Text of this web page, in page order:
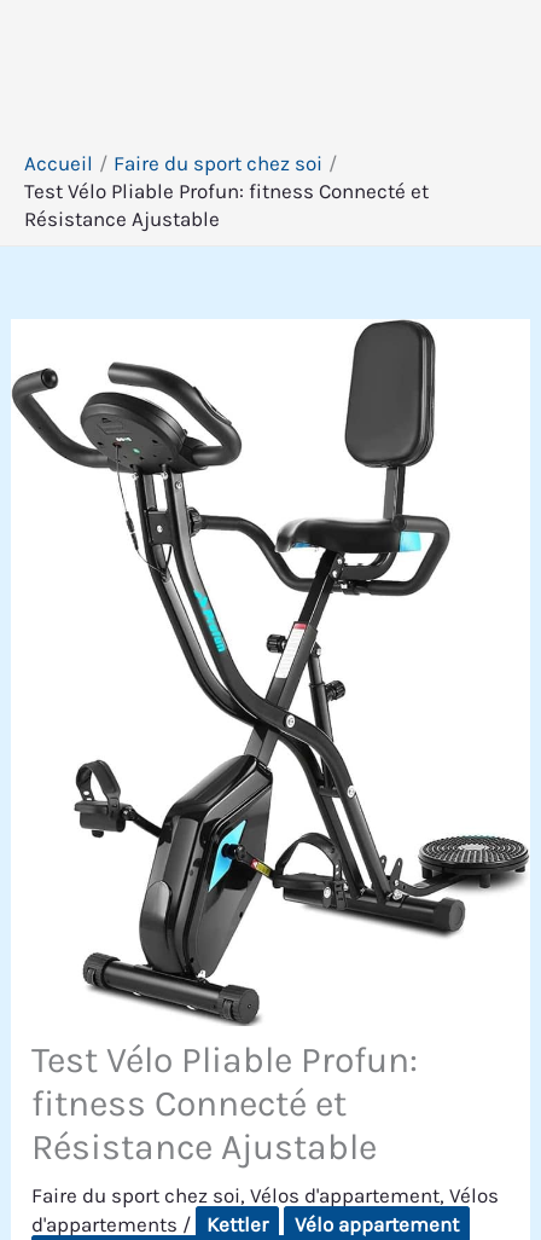
Accueil
Faire du sport chez soi
Test Vélo Pliable Profun: fitness Connecté et
Résistance Ajustable
Test Vélo Pliable Profun:
fitness Connecté et
Résistance Ajustable
Faire du sport chez soi,Vélos d'appartement,Vélos
d'appartements / Kettler
Vélo appartement